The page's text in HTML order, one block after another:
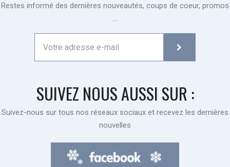
Restes informé des dernières nouveautés, coups de coeur, promos
....
SUIVEZ NOUS AUSSI SUR :
Suivez-nous sur tous nos réseaux sociaux et recevez les dernières
nouvelles